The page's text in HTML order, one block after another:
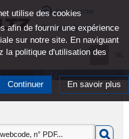
Se connecter
Demande d'accès
FR NL
utilise des cookies
afin de fournir une expérience
sur notre site. En naviguant
la politique d'utilisation des
Continuer En savoir plus